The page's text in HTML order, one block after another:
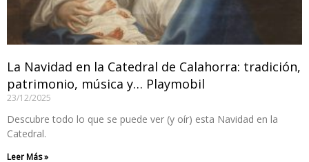
La Navidad en la Catedral de Calahorra: tradición,
patrimonio, música y… Playmobil
23/12/2025
Descubre todo lo que se puede ver (y oír) esta Navidad en la
Catedral.
Leer Más »